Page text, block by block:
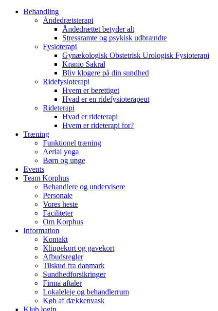
Behandling
Åndedrætsterapi
Åndedrættet betyder alt
Stressramte og psykisk udbrændte
Fysioterapi
Gynækologisk Obstetrisk Urologisk Fysioterapi
Kranio Sakral
Bliv klogere på din sundhed
Ridefysioterapi
Hvem er berettiget
Hvad er en ridefysioterapeut
Rideterapi
Hvad er rideterapi
Hvem er rideterapi for?
Træning
Funktionel træning
Aerial yoga
Børn og unge
Events
Team Korphus
Behandlere og undervisere
Personale
Vores heste
Faciliteter
Om Korphus
Information
Kontakt
Klippekort og gavekort
Afbudsregler
Tilskud fra danmark
Sundhedforsikringer
Firma aftaler
Lokaleleje og behandlerrum
Køb af dækkenvask